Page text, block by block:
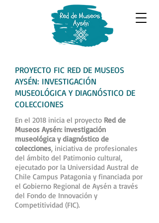
PROYECTO FIC RED DE MUSEOS
AYSÉN: INVESTIGACIÓN
MUSEOLÓGICA Y DIAGNÓSTICO DE
COLECCIONES
En el 2018 inicia el proyecto Red de
Museos Aysén: investigación
museológica y diagnóstico de
colecciones, iniciativa de profesionales
del ámbito del Patimonio cultural,
ejecutado por la Universidad Austral de
Chile Campus Patagonia y financiada por
el Gobierno Regional de Aysén a través
del Fondo de Innovación y
Competitividad (FIC).